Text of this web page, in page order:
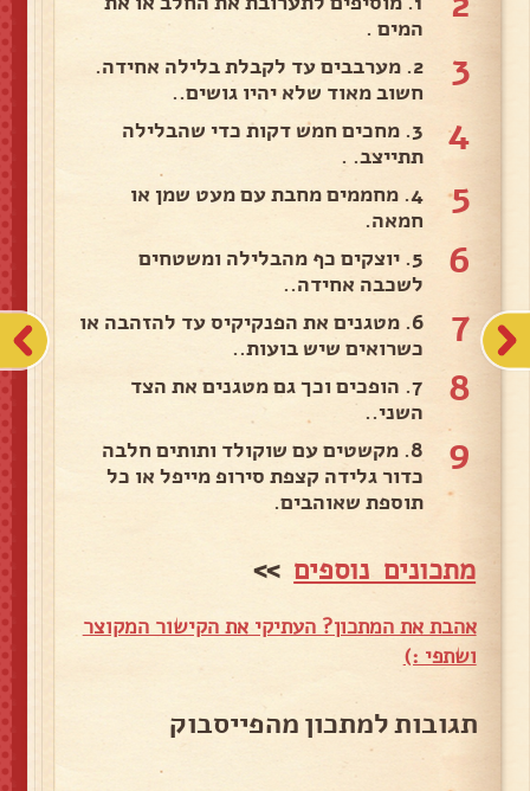
המים .
3
2. מערבבים עד לקבלת בלילה אחידה.
חשוב מאוד שלא יהיו גושים..
4
3. מחכים חמש דקות כדי שהבלילה
תתייצב. .
5
4. מחממים מחבת עם מעט שמן או
חמאה.
6
5. יוצקים כף מהבלילה ומשטחים
לשכבה אחידה..
7
6. מטגנים את הפנקיקיס עד להזהבה או
כשרואים שיש בועות..
8
7. הופכים וכך גם מטגנים את הצד
השני..
9
8. מקשטים עם שוקולד ותותים חלבה
כדור גלידה קצפת סירופ מייפל או כל
תוספת שאוהבים.
מתכונים נוספים >>
אהבת את המתכון? העתיקי את הקישור המקוצר
ושתפי :)
תגובות למתכון מהפייסבוק